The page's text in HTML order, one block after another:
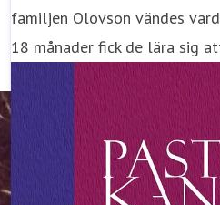
familjen Olovson vändes
18 månader fick de lära sig